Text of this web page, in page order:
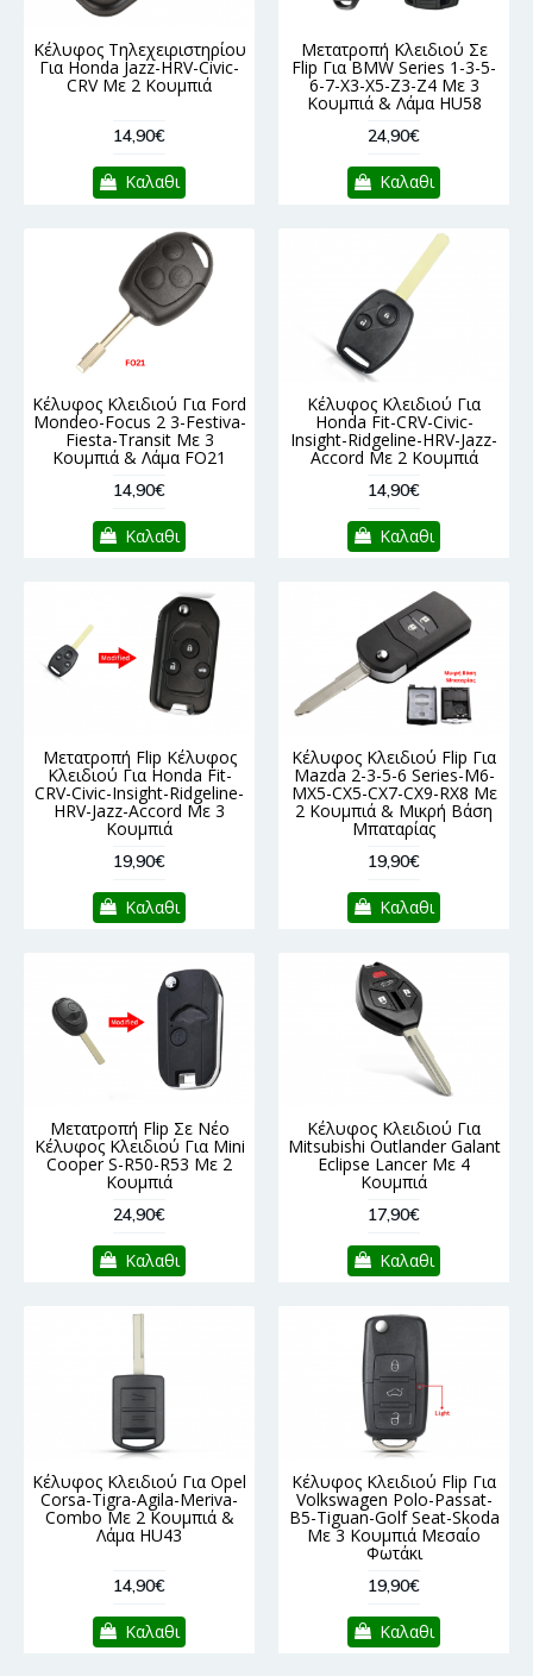
Κέλυφος Τηλεχειριστηρίου
Για Honda Jazz-HRV-Civic-
CRV Με 2 Κουμπιά
14,90€
Καλαθι
Μετατροπή Κλειδιού Σε
Flip Για BMW Series 1-3-5-
6-7-X3-X5-Z3-Z4 Με 3
Κουμπιά & Λάμα HU58
24,90€
Καλαθι
Κέλυφος Κλειδιού Για Ford
Mondeo-Focus 2 3-Festiva-
Fiesta-Transit Με 3
Κουμπιά & Λάμα FO21
14,90€
Καλαθι
Κέλυφος Κλειδιού Για
Honda Fit-CRV-Civic-
Insight-Ridgeline-HRV-Jazz-
Accord Με 2 Κουμπιά
14,90€
Καλαθι
Μετατροπή Flip Κέλυφος
Κλειδιού Για Honda Fit-
CRV-Civic-Insight-Ridgeline-
HRV-Jazz-Accord Με 3
Κουμπιά
19,90€
Καλαθι
Κέλυφος Κλειδιού Flip Για
Mazda 2-3-5-6 Series-M6-
MX5-CX5-CX7-CX9-RX8 Με
2 Κουμπιά & Μικρή Βάση
Μπαταρίας
19,90€
Καλαθι
Μετατροπή Flip Σε Νέο
Κέλυφος Κλειδιού Για Mini
Cooper S-R50-R53 Με 2
Κουμπιά
24,90€
Καλαθι
Κέλυφος Κλειδιού Για
Mitsubishi Outlander Galant
Eclipse Lancer Με 4
Κουμπιά
17,90€
Καλαθι
Κέλυφος Κλειδιού Για Opel
Corsa-Tigra-Agila-Meriva-
Combo Με 2 Κουμπιά &
Λάμα HU43
14,90€
Καλαθι
Κέλυφος Κλειδιού Flip Για
Volkswagen Polo-Passat-
B5-Tiguan-Golf Seat-Skoda
Με 3 Κουμπιά Μεσαίο
Φωτάκι
19,90€
Καλαθι